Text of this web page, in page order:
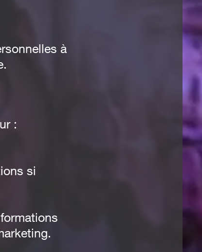
à
:
si